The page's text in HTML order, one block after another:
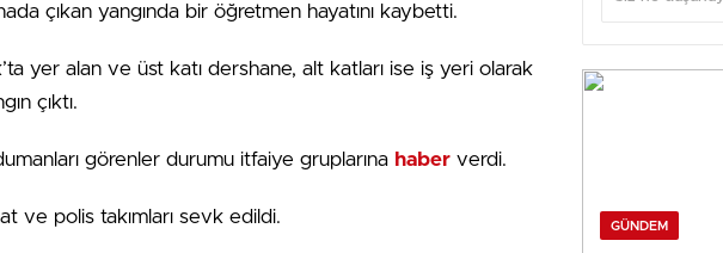
çıkan yangında bir öğretmen hayatını kaybetti.
yer alan ve üst katı dershane, alt katları ise iş yeri olarak
çıktı.
görenler durumu itfaiye gruplarına haber verdi.
ve polis takımları sevk edildi. GÜNDEM